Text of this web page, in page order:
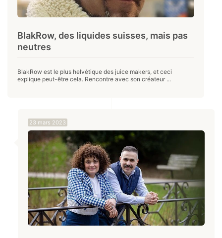
BlakRow, des liquides suisses, mais pas
neutres
BlakRow est le plus helvétique des juice makers, et ceci
explique peut-être cela. Rencontre avec son créateur ...
23 mars 2023